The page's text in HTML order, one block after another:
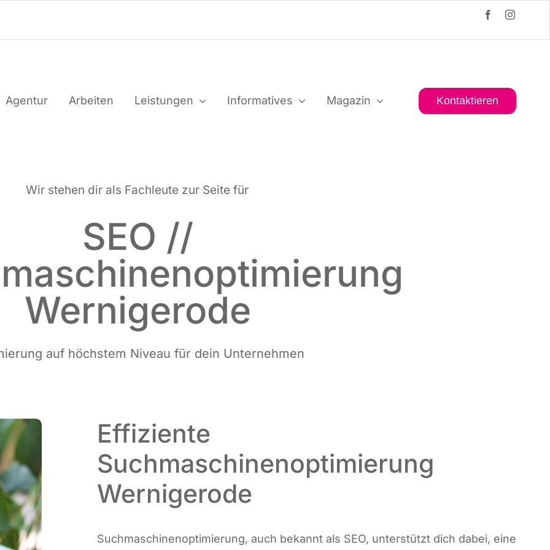
Agen­tur Arbei­ten Leis­tun­gen Infor­ma­ti­ves Maga­zin Kon­tak­tie­ren
Wir ste­hen dir als Fach­leu­te zur Sei­te für
SEO //
Wernigerode
auf höchs­tem Niveau für dein Unternehmen
Effiziente
Suchmaschinenoptimierung
Wernigerode
Such­ma­schi­nen­op­ti­mie­rung, auch bekannt als SEO, unter­stützt dich dabei, eine